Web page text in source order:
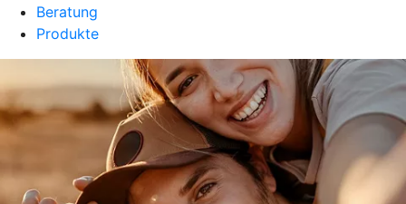
Beratung
Produkte